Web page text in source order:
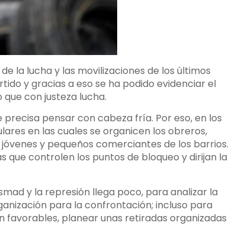
la lucha y las movilizaciones de los últimos
y gracias a eso se ha podido evidenciar el
con justeza lucha.
pensar con cabeza fría. Por eso, en los
en las cuales se organicen los obreros,
y pequeños comerciantes de los barrios.
que controlen los puntos de bloqueo y dirijan la
y la represión llega poco, para analizar la
para la confrontación; incluso para
favorables, planear unas retiradas organizadas